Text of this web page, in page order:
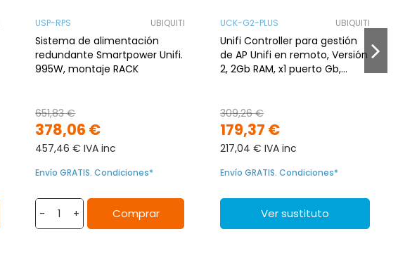
USP-RPS UBIQUITI
Sistema de alimentación
redundante Smartpower Unifi.
995W, montaje RACK
378,06 €
651,83 €
457,46 € IVA inc
Envío GRATIS. Condiciones*
- + Comprar
UCK-G2-PLUS UBIQUITI
Unifi Controller para gestión
de AP Unifi en remoto, Versión
2, 2Gb RAM, x1 puerto Gb,
179,37 €
309,26 €
217,04 € IVA inc
Envío GRATIS. Condiciones*
Ver sustituto